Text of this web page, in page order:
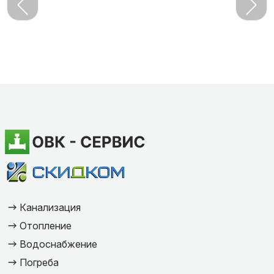
Канализация
Отопление
Водоснабжение
Погреба